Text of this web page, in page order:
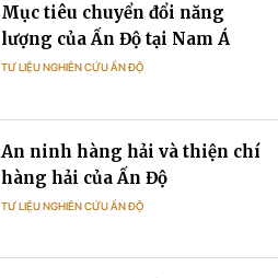
Mục tiêu chuyển đổi năng
lượng của Ấn Độ tại Nam Á
TƯ LIỆU NGHIÊN CỨU ẤN ĐỘ
An ninh hàng hải và thiện chí
hàng hải của Ấn Độ
TƯ LIỆU NGHIÊN CỨU ẤN ĐỘ